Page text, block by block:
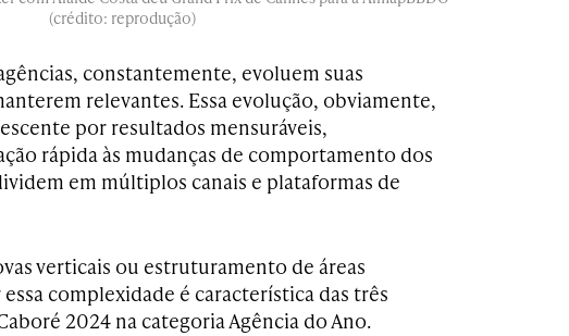
(crédito: reprodução)
constantemente, evoluem suas
relevantes. Essa evolução, obviamente,
por resultados mensuráveis,
rápida às mudanças de comportamento dos
em múltiplos canais e plataformas de
verticais ou estruturamento de áreas
complexidade é característica das três
2024 na categoria Agência do Ano.